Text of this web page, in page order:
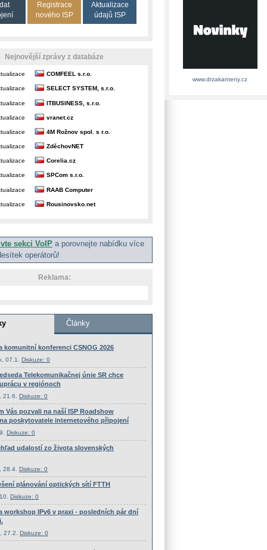
Registrace
nového ISP
Aktualizace
údajů ISP
Nejnovější zprávy z databáze
COMFEEL s.r.o.
SELECT SYSTEM, s.r.o.
ITBUSINESS, s.r.o.
vranet.cz
4M Rožnov spol. s r.o.
ZděchovNET
Corelia.cz
SPCom s.r.o.
RAAB Computer
Rousinovsko.net
sekci VoIP a porovnejte nabídku více
operátorů!
Reklama:
www.drzakanteny.cz